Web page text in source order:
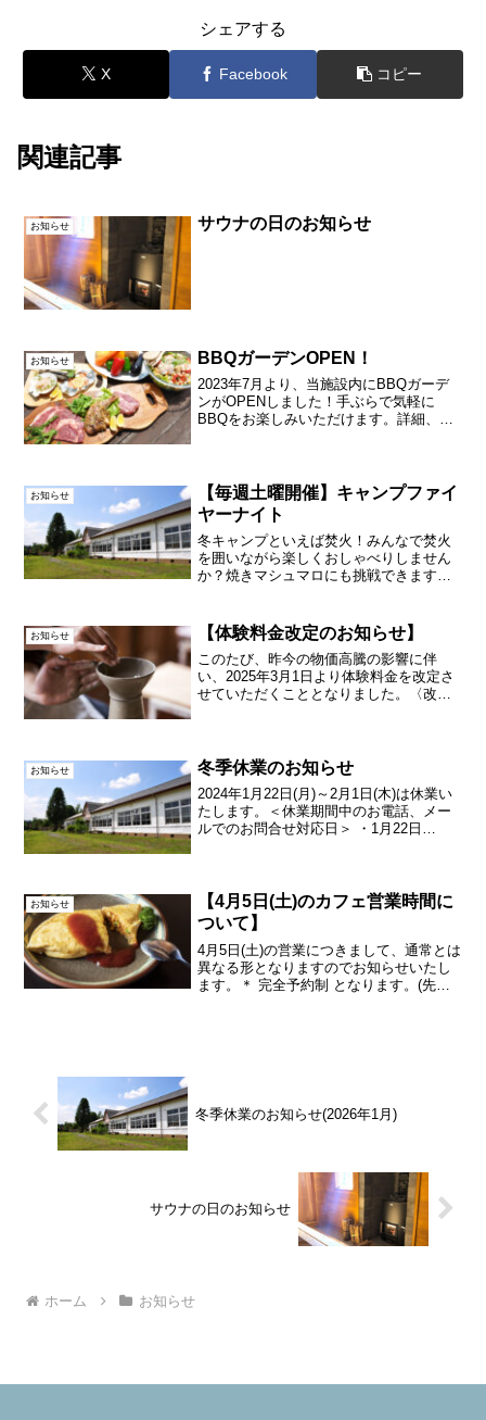
シェアする
X Facebook コピー
関連記事
お知らせ サウナの日のお知らせ
お知らせ BBQガーデンOPEN！
2023年7月より、当施設内にBBQガーデ
ンがOPENしました！手ぶらで気軽に
BBQをお楽しみいただけます。詳細、ご
お知らせ
【毎週土曜開催】キャンプファイ
ヤーナイト
冬キャンプといえば焚火！みんなで焚火
を囲いながら楽しくおしゃべりしません
か？焼きマシュマロにも挑戦できますよ♪
17:00~17:4012/29(日)~1/4(月...
お知らせ 【体験料金改定のお知らせ】
このたび、昨今の物価高騰の影響に伴
い、2025年3月1日より体験料金を改定さ
せていただくこととなりました。〈改定
お知らせ 冬季休業のお知らせ
2024年1月22日(月)～2月1日(木)は休業い
たします。＜休業期間中のお電話、メー
ルでのお問合せ対応日＞ ・1月22日
お知らせ
【4月5日(土)のカフェ営業時間に
ついて】
4月5日(土)の営業につきまして、通常とは
異なる形となりますのでお知らせいたし
ます。＊ 完全予約制 となります。(先着5
冬季休業のお知らせ(2026年1月)
サウナの日のお知らせ
ホーム お知らせ